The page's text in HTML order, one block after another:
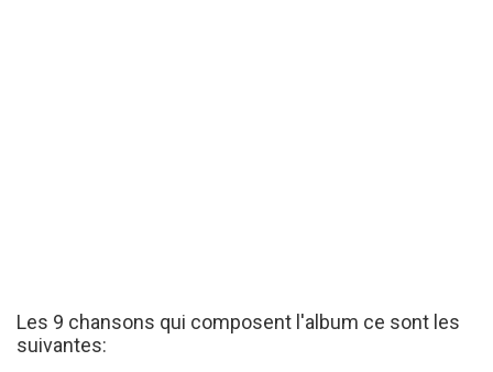
Les 9 chansons qui composent l'album ce sont les
suivantes: